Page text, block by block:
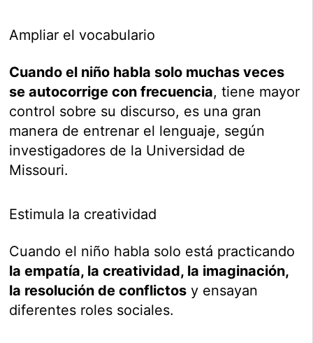
Ampliar el vocabulario
Cuando el niño habla solo muchas veces
se autocorrige con frecuencia, tiene mayor
control sobre su discurso, es una gran
manera de entrenar el lenguaje, según
investigadores de la Universidad de
Missouri.
Estimula la creatividad
Cuando el niño habla solo está practicando
la empatía, la creatividad, la imaginación,
la resolución de conflictos y ensayan
diferentes roles sociales.